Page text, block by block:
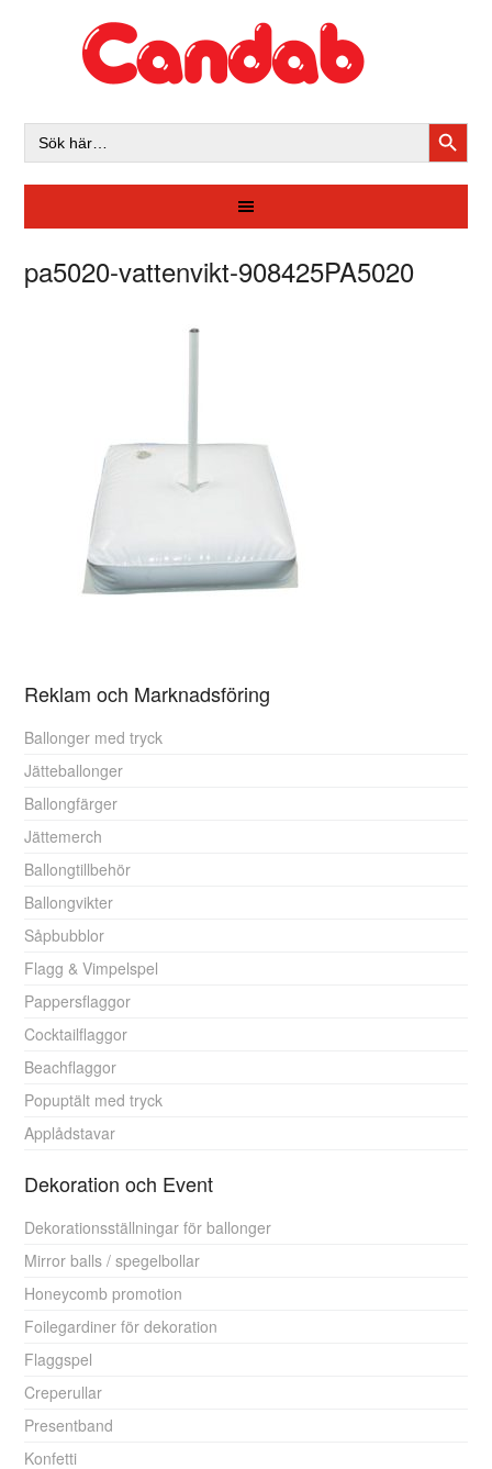
Sök
efter:
pa5020-vattenvikt-908425PA5020
Reklam och Marknadsföring
Ballonger med tryck
Jätteballonger
Ballongfärger
Jättemerch
Ballongtillbehör
Ballongvikter
Såpbubblor
Flagg & Vimpelspel
Pappersflaggor
Cocktailflaggor
Beachflaggor
Popuptält med tryck
Applådstavar
Dekoration och Event
Dekorationsställningar för ballonger
Mirror balls / spegelbollar
Honeycomb promotion
Foilegardiner för dekoration
Flaggspel
Creperullar
Presentband
Konfetti